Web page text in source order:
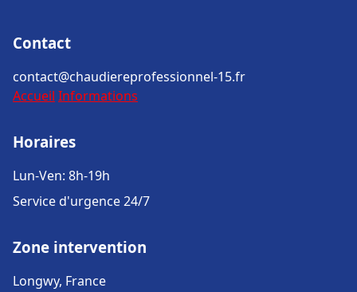
Contact
contact@chaudiereprofessionnel-15.fr
Accueil Informations
Horaires
Lun-Ven: 8h-19h
Service d'urgence 24/7
Zone intervention
Longwy, France